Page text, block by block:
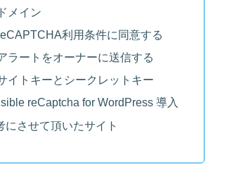
ドメイン
利用条件に同意する
ラートをオーナーに送信する
イトキーとシークレットキー
reCaptcha for WordPress 導入
にさせて頂いたサイト